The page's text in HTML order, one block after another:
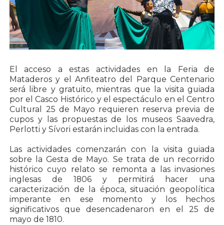
El acceso a estas actividades en la Feria de
Mataderos y el Anfiteatro del Parque Centenario
será libre y gratuito, mientras que la visita guiada
por el Casco Histórico y el espectáculo en el Centro
Cultural 25 de Mayo requieren reserva previa de
cupos y las propuestas de los museos Saavedra,
Perlotti y Sívori estarán incluidas con la entrada.
Las actividades comenzarán con la visita guiada
sobre la Gesta de Mayo. Se trata de un recorrido
histórico cuyo relato se remonta a las invasiones
inglesas de 1806 y permitirá hacer una
caracterización de la época, situación geopolítica
imperante en ese momento y los hechos
significativos que desencadenaron en el 25 de
mayo de 1810.